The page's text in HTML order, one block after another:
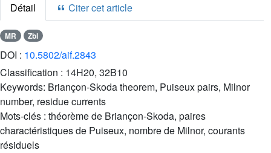
Détail Citer cet article
MR Zbl
DOI : 10.5802/aif.2843
Classification : 14H20, 32B10
Keywords: Briançon-Skoda theorem, Puiseux pairs, Milnor
number, residue currents
Mots-clés : théorème de Briançon-Skoda, paires
charactéristiques de Puiseux, nombre de Milnor, courants
résiduels